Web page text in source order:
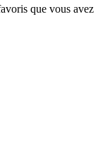
que vous avez